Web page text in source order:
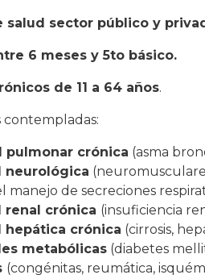
salud sector público y
6 meses y 5to básico.
de 11 a 64 años.
pulmonar crónica (asma
neurológica
manejo de secreciones
renal crónica (insuficiencia
hepática crónica (cirrosis,
metabólicas (diabetes
(congénitas, reumática,